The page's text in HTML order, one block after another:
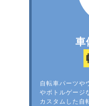
車
自転車パーツや
やボトルゲージ
カスタムした自